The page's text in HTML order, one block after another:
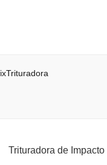
Trituradora de